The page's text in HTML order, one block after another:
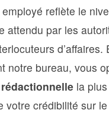
reflète le
attendu par les
d’affaires.
notre bureau, vous
la
votre crédibilité sur